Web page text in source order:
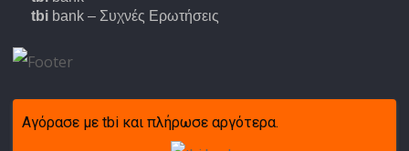
tbi bank – Συχνές Ερωτήσεις
Αγόρασε με tbi και πλήρωσε αργότερα.